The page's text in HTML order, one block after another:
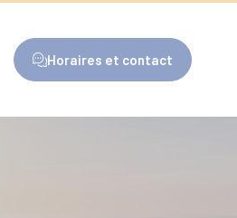
Horaires et contact